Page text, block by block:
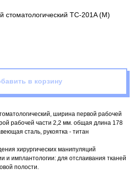
стоматологический TC-201A (M)
в корзину
ширина первой рабочей
рабочей части 2,2 мм. общая длина 178
сталь, рукоятка - титан
хирургических манипуляций
и имплантологии: для отслаивания тканей
полости.